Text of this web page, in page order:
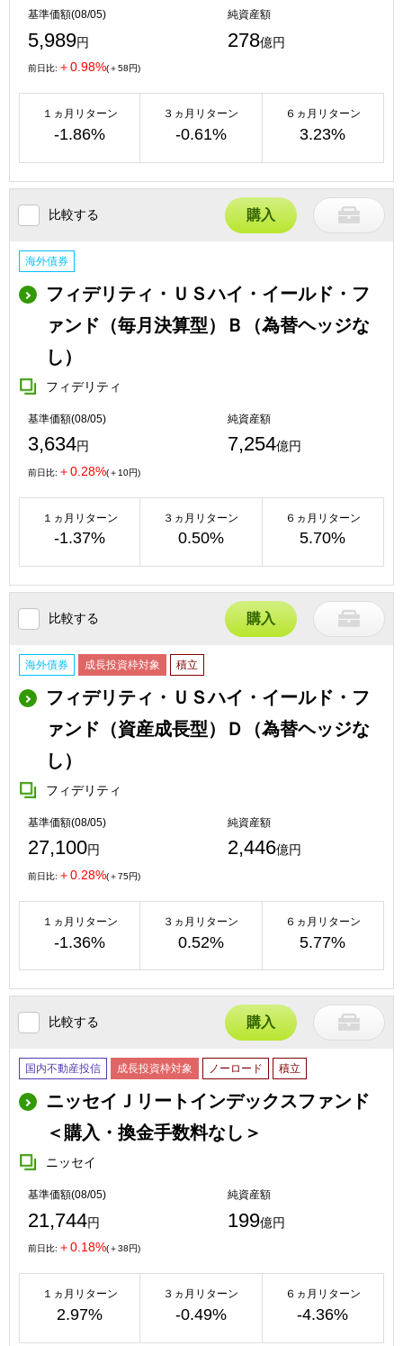
基準価額(08/05)
5,989円
純資産額
278億円
前日比: ＋0.98%(＋58円)
１ヵ月リターン
-1.86%
３ヵ月リターン
-0.61%
６ヵ月リターン
3.23%
比較する 購入
海外債券
フィデリティ・ＵＳハイ・イールド・フ
ァンド（毎月決算型）Ｂ（為替ヘッジな
し）
フィデリティ
基準価額(08/05)
3,634円
純資産額
7,254億円
前日比: ＋0.28%(＋10円)
１ヵ月リターン
-1.37%
３ヵ月リターン
0.50%
６ヵ月リターン
5.70%
比較する 購入
海外債券 成長投資枠対象 積立
フィデリティ・ＵＳハイ・イールド・フ
ァンド（資産成長型）Ｄ（為替ヘッジな
し）
フィデリティ
基準価額(08/05)
27,100円
純資産額
2,446億円
前日比: ＋0.28%(＋75円)
１ヵ月リターン
-1.36%
３ヵ月リターン
0.52%
６ヵ月リターン
5.77%
比較する 購入
国内不動産投信 成長投資枠対象 ノーロード 積立
ニッセイＪリートインデックスファンド
＜購入・換金手数料なし＞
ニッセイ
基準価額(08/05)
21,744円
純資産額
199億円
前日比: ＋0.18%(＋38円)
１ヵ月リターン
2.97%
３ヵ月リターン
-0.49%
６ヵ月リターン
-4.36%